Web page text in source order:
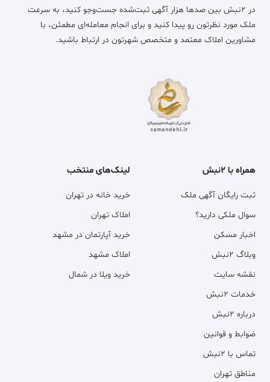
در ۲نبش بین صدها هزار آگهی ثبت‌شده جست‌وجو کنید، به سرعت
ملک مورد نظرتون رو پیدا کنید و برای انجام معامله‌ای مطمئن، با
مشاورین املاک معتمد و متخصص شهرتون در ارتباط باشید.
همراه با ۲نبش
ثبت رایگان آگهی ملک
سوال ملکی دارید؟
اخبار مسکن
وبلاگ ۲نبش
نقشه سایت
خدمات ۲نبش
درباره ۲نبش
ضوابط و قوانین
تماس با ۲نبش
مناطق تهران
لینک‌های منتخب
خرید خانه در تهران
املاک تهران
خرید آپارتمان در مشهد
املاک مشهد
خرید ویلا در شمال